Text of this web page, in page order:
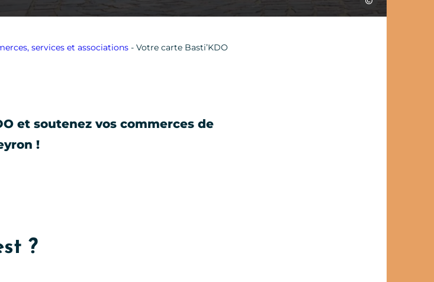
services et associations- Votre carte Basti’KDO
et soutenez vos commerces de
!
?